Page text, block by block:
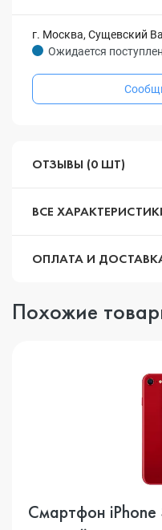
г. Москва, Сущевский
Ожидается
ОТЗЫВЫ (0 ШТ)
ВСЕ
ОПЛАТА И
Похожие
Смартфон